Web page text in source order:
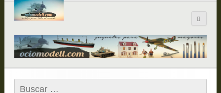
ociomodell.com
Buscar: